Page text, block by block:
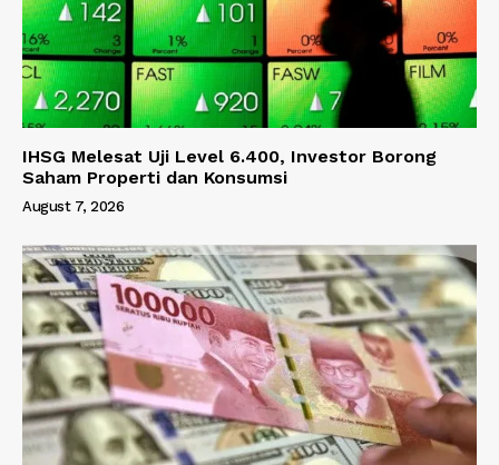
IHSG Melesat Uji Level 6.400, Investor Borong
Saham Properti dan Konsumsi
August 7, 2026